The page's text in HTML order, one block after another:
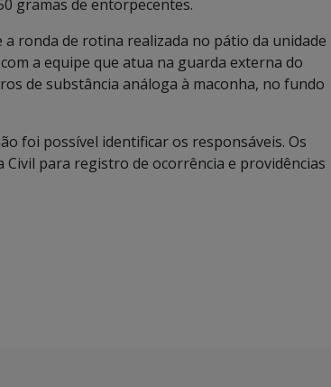
gramas de entorpecentes.
ronda de rotina realizada no pátio da unidade
a equipe que atua na guarda externa do
de substância análoga à maconha, no fundo
foi possível identificar os responsáveis. Os
Civil para registro de ocorrência e providências